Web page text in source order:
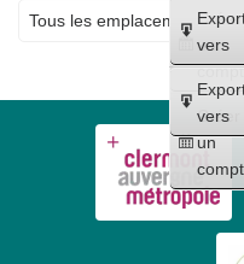
Créer
un
Créer
un
vers
vers